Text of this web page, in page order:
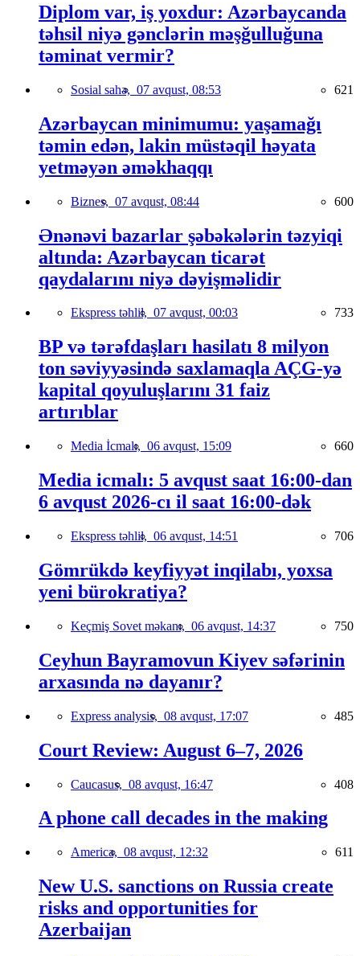
Diplom var, iş yoxdur: Azərbaycanda
təhsil niyə gənclərin məşğulluğuna
təminat vermir?
Sosial sahə, 07 avqust, 08:53 621
Azərbaycan minimumu: yaşamağı
təmin edən, lakin müstəqil həyata
yetməyən əməkhaqqı
Biznes, 07 avqust, 08:44 600
Ənənəvi bazarlar şəbəkələrin təzyiqi
altında: Azərbaycan ticarət
qaydalarını niyə dəyişməlidir
Ekspress təhlil, 07 avqust, 00:03 733
BP və tərəfdaşları hasilatı 8 milyon
ton səviyyəsində saxlamaqla AÇG-yə
kapital qoyuluşlarını 31 faiz
artırıblar
Media İcmalı, 06 avqust, 15:09 660
Media icmalı: 5 avqust saat 16:00-dan
6 avqust 2026-cı il saat 16:00-dək
Ekspress təhlil, 06 avqust, 14:51 706
Gömrükdə keyfiyyət inqilabı, yoxsa
yeni bürokratiya?
Keçmiş Sovet məkanı, 06 avqust, 14:37 750
Ceyhun Bayramovun Kiyev səfərinin
arxasında nə dayanır?
Express analysis, 08 avqust, 17:07 485
Court Review: August 6–7, 2026
Caucasus, 08 avqust, 16:47 408
A phone call decades in the making
America, 08 avqust, 12:32 611
New U.S. sanctions on Russia create
risks and opportunities for
Azerbaijan